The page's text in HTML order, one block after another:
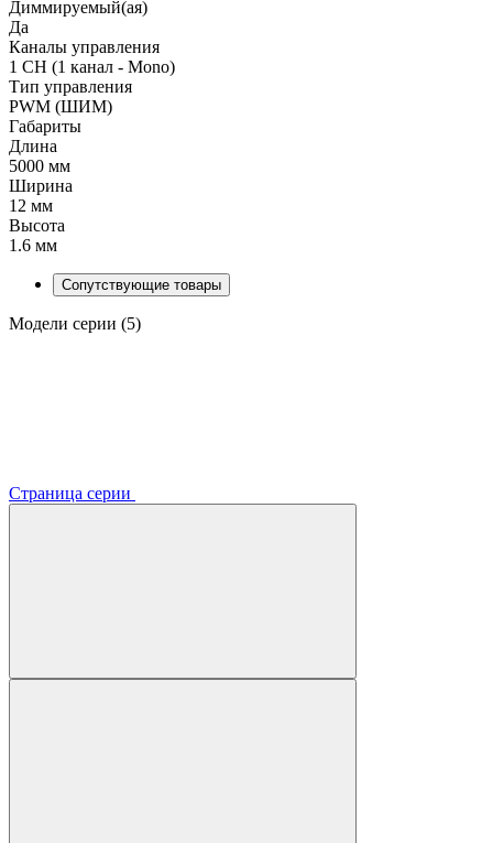
Диммируемый(ая)
Да
Каналы управления
1 CH (1 канал - Mono)
Тип управления
PWM (ШИМ)
Габариты
Длина
5000 мм
Ширина
12 мм
Высота
1.6 мм
Сопутствующие товары
Модели серии (5)
Страница серии